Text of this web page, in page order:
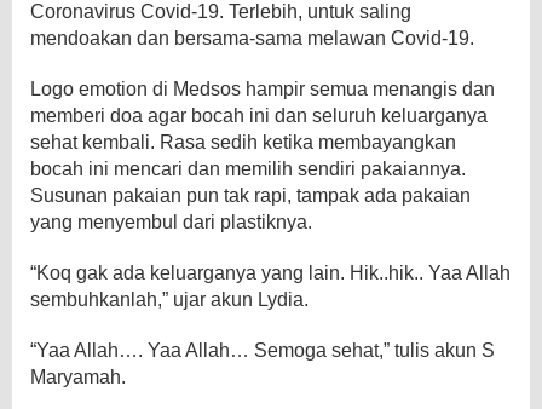
Coronavirus Covid-19. Terlebih, untuk saling
mendoakan dan bersama-sama melawan Covid-19.
Logo emotion di Medsos hampir semua menangis dan
memberi doa agar bocah ini dan seluruh keluarganya
sehat kembali. Rasa sedih ketika membayangkan
bocah ini mencari dan memilih sendiri pakaiannya.
Susunan pakaian pun tak rapi, tampak ada pakaian
yang menyembul dari plastiknya.
“Koq gak ada keluarganya yang lain. Hik..hik.. Yaa Allah
sembuhkanlah,” ujar akun Lydia.
“Yaa Allah…. Yaa Allah… Semoga sehat,” tulis akun S
Maryamah.